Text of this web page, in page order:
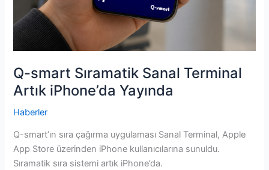
Q-smart Sıramatik Sanal Terminal
Artık iPhone’da Yayında
Haberler
Q-smart’ın sıra çağırma uygulaması Sanal Terminal, Apple
App Store üzerinden iPhone kullanıcılarına sunuldu.
Sıramatik sıra sistemi artık iPhone’da.